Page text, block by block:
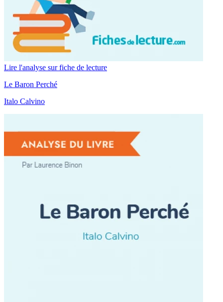
Lire l'analyse sur fiche de lecture
Le Baron Perché
Italo Calvino